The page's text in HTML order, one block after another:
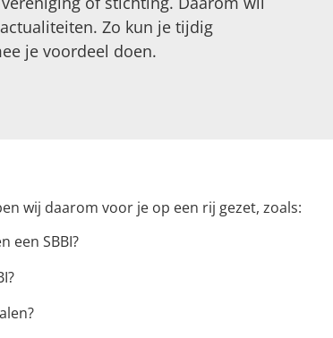
Zo kun je tijdig
je voordeel doen.
wij daarom voor je op een rij gezet, zoals:
een SBBI?